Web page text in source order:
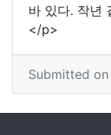
바 있다. 작년
</p>
Submitted